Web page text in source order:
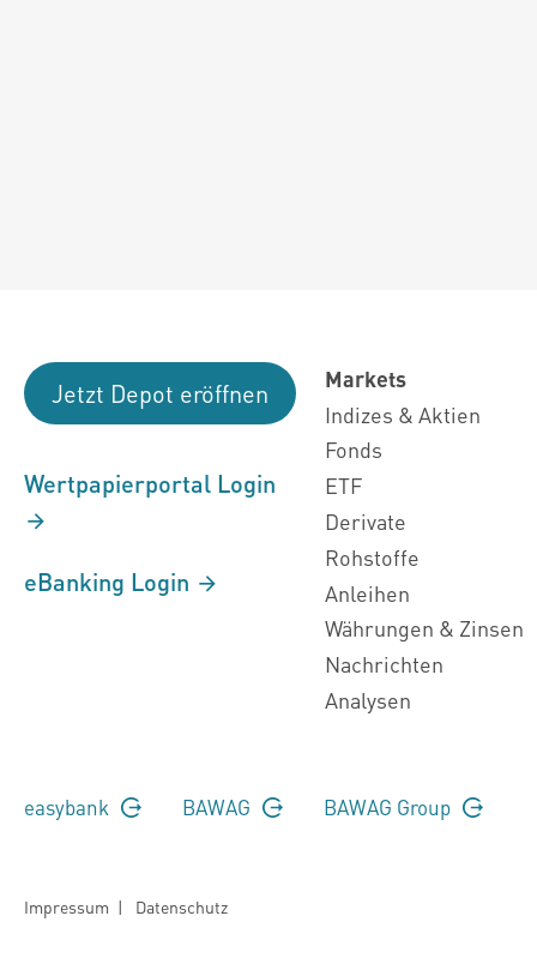
Jetzt Depot eröffnen
Wertpapierportal Login
eBanking Login
Markets
Indizes & Aktien
Fonds
ETF
Derivate
Rohstoffe
Anleihen
Währungen & Zinsen
Nachrichten
Analysen
easybank BAWAG BAWAG Group
Impressum | Datenschutz